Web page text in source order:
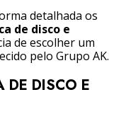
detalhada os
de disco e
de escolher um
pelo Grupo AK.
DE DISCO E